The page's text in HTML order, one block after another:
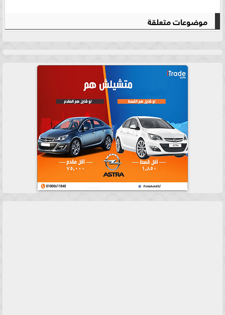
موضوعات متعلقة